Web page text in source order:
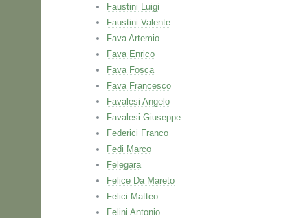
Faustini Luigi
Faustini Valente
Fava Artemio
Fava Enrico
Fava Fosca
Fava Francesco
Favalesi Angelo
Favalesi Giuseppe
Federici Franco
Fedi Marco
Felegara
Felice Da Mareto
Felici Matteo
Felini Antonio